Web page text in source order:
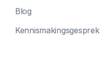
Blog
Kennismakingsgesprek